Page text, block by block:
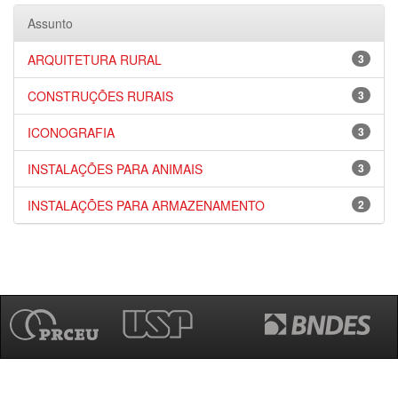
Assunto
3
ARQUITETURA RURAL
3
CONSTRUÇÕES RURAIS
3
ICONOGRAFIA
3
INSTALAÇÕES PARA ANIMAIS
2
INSTALAÇÕES PARA ARMAZENAMENTO